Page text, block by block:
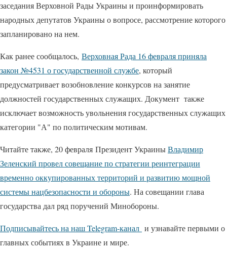
заседания Верховной Рады Украины и проинформировать
народных депутатов Украины о вопросе, рассмотрение которого
запланировано на нем.
Как ранее сообщалось, Верховная Рада 16 февраля приняла
закон №4531 о государственной службе, который
предусматривает возобновление конкурсов на занятие
должностей государственных служащих. Документ также
исключает возможность увольнения государственных служащих
категории "А" по политическим мотивам.
Читайте также, 20 февраля Президент УкраиныВладимир
Зеленский провел совещание по стратегии реинтеграции
временно оккупированных территорий и развитию мощной
системы нацбезопасности и обороны. На совещании глава
государства дал ряд поручений Минобороны.
Подписывайтесь на наш Telegram-канал и узнавайте первыми о
главных событиях в Украине и мире.